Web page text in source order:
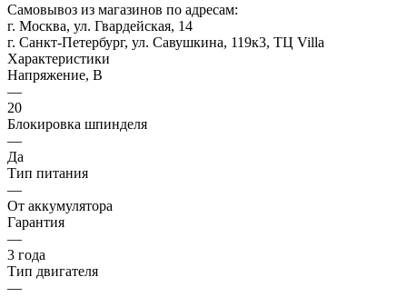
Самовывоз из магазинов по адресам:
г. Москва, ул. Гвардейская, 14
г. Санкт-Петербург, ул. Савушкина, 119к3, ТЦ Villa
Характеристики
Напряжение, В
—
20
Блокировка шпинделя
—
Да
Тип питания
—
От аккумулятора
Гарантия
—
3 года
Тип двигателя
—